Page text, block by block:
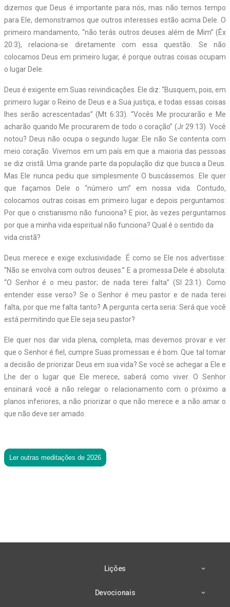
dizemos que Deus é importante para nós, mas não temos tempo
para Ele, demonstramos que outros interesses estão acima Dele. O
primeiro mandamento, “não terás outros deuses além de Mim” (Êx
20:3), relaciona-se diretamente com essa questão. Se não
colocamos Deus em primeiro lugar, é porque outras coisas ocupam
o lugar Dele.
Deus é exigente em Suas reivindicações. Ele diz: “Busquem, pois, em
primeiro lugar o Reino de Deus e a Sua justiça, e todas essas coisas
lhes serão acrescentadas” (Mt 6:33). “Vocês Me procurarão e Me
acharão quando Me procurarem de todo o coração” (Jr 29:13). Você
notou? Deus não ocupa o segundo lugar. Ele não Se contenta com
meio coração. Vivemos em um país em que a maioria das pessoas
se diz cristã. Uma grande parte da população diz que busca a Deus.
Mas Ele nunca pediu que simplesmente O buscássemos. Ele quer
que façamos Dele o “número um” em nossa vida. Contudo,
colocamos outras coisas em primeiro lugar e depois perguntamos:
Por que o cristianismo não funciona? E pior, às vezes perguntamos
por que a minha vida espiritual não funciona? Qual é o sentido da
vida cristã?
Deus merece e exige exclusividade. É como se Ele nos advertisse:
“Não se envolva com outros deuses.” E a promessa Dele é absoluta:
“O Senhor é o meu pastor; de nada terei falta” (Sl 23:1). Como
entender esse verso? Se o Senhor é meu pastor e de nada terei
falta, por que me falta tanto? A pergunta certa seria: Será que você
está permitindo que Ele seja seu pastor?
Ele quer nos dar vida plena, completa, mas devemos provar e ver
que o Senhor é fiel, cumpre Suas promessas e é bom. Que tal tomar
a decisão de priorizar Deus em sua vida? Se você se achegar a Ele e
Lhe der o lugar que Ele merece, saberá como viver. O Senhor
ensinará você a não relegar o relacionamento com o próximo a
planos inferiores, a não priorizar o que não merece e a não amar o
que não deve ser amado.
Ler outras meditações de 2026
Lições
Devocionais